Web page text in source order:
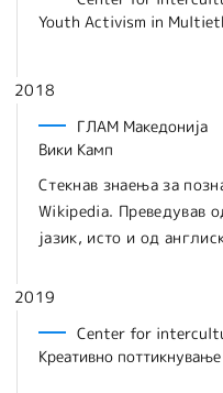
Youth Activism in
2018
ГЛАМ Македонија
Вики Камп
Стекнав знаења за
Wikipedia. Преведував
јазик, исто и од
2019
Center for
Креативно